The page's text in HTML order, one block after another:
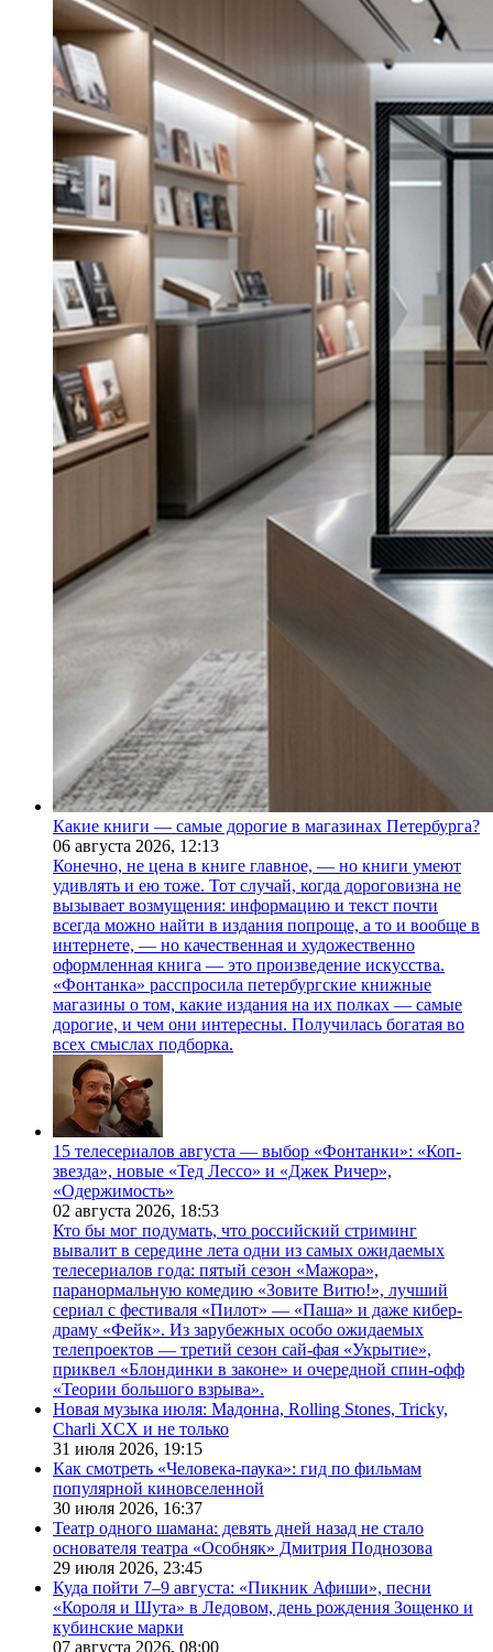
Какие книги — самые дорогие в магазинах Петербурга?
06 августа 2026, 12:13
Конечно, не цена в книге главное, — но книги умеют
удивлять и ею тоже. Тот случай, когда дороговизна не
вызывает возмущения: информацию и текст почти
всегда можно найти в издания попроще, а то и вообще в
интернете, — но качественная и художественно
оформленная книга — это произведение искусства.
«Фонтанка» расспросила петербургские книжные
магазины о том, какие издания на их полках — самые
дорогие, и чем они интересны. Получилась богатая во
всех смыслах подборка.
15 телесериалов августа — выбор «Фонтанки»: «Коп-
звезда», новые «Тед Лессо» и «Джек Ричер»,
«Одержимость»
02 августа 2026, 18:53
Кто бы мог подумать, что российский стриминг
вывалит в середине лета одни из самых ожидаемых
телесериалов года: пятый сезон «Мажора»,
паранормальную комедию «Зовите Витю!», лучший
сериал с фестиваля «Пилот» — «Паша» и даже кибер-
драму «Фейк». Из зарубежных особо ожидаемых
телепроектов — третий сезон сай-фая «Укрытие»,
приквел «Блондинки в законе» и очередной спин-офф
«Теории большого взрыва».
Новая музыка июля: Мадонна, Rolling Stones, Tricky,
Charli XCX и не только
31 июля 2026, 19:15
Как смотреть «Человека-паука»: гид по фильмам
популярной киновселенной
30 июля 2026, 16:37
Театр одного шамана: девять дней назад не стало
основателя театра «Особняк» Дмитрия Поднозова
29 июля 2026, 23:45
Куда пойти 7–9 августа: «Пикник Афиши», песни
«Короля и Шута» в Ледовом, день рождения Зощенко и
кубинские марки
07 августа 2026, 08:00